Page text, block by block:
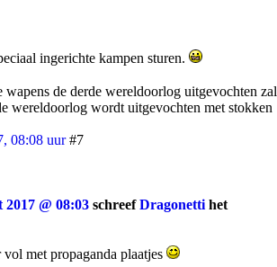
ingerichte kampen sturen.
de derde wereldoorlog uitgevochten zal
wereldoorlog wordt uitgevochten met stokken
08:08 uur #7
2017 @ 08:03 schreefDragonetti het
met propaganda plaatjes